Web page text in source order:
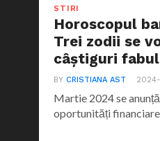
STIRI
Horoscopul
Trei zodii se
câștiguri
BYCRISTIANA AST
Martie 2024 se
oportunități